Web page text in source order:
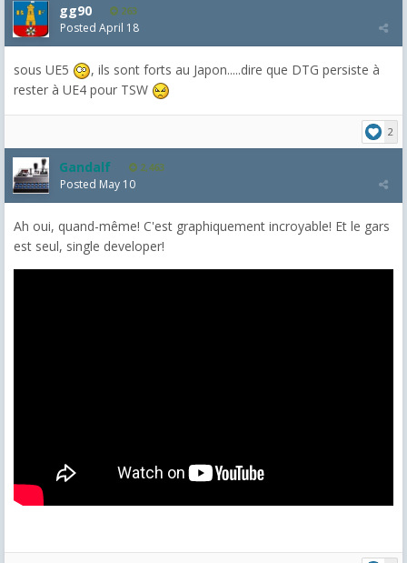
gg90 263
Posted April 18
sous UE5
, ils sont forts au Japon.....dire que DTG persiste à
rester à UE4 pour TSW
2
Gandalf 2,463
Posted May 10
Ah oui, quand-même! C'est graphiquement incroyable! Et le gars
est seul, single developer!